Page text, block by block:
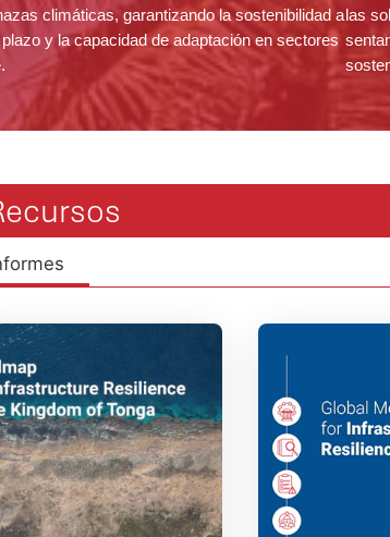
climáticas, garantizando la sostenibilidad a
plazo y la capacidad de adaptación en sectores
las